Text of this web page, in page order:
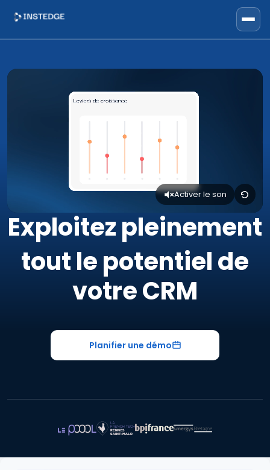
Exploitez pleinement
tout le potentiel de
votre CRM
Planifier une démo
Activer le son